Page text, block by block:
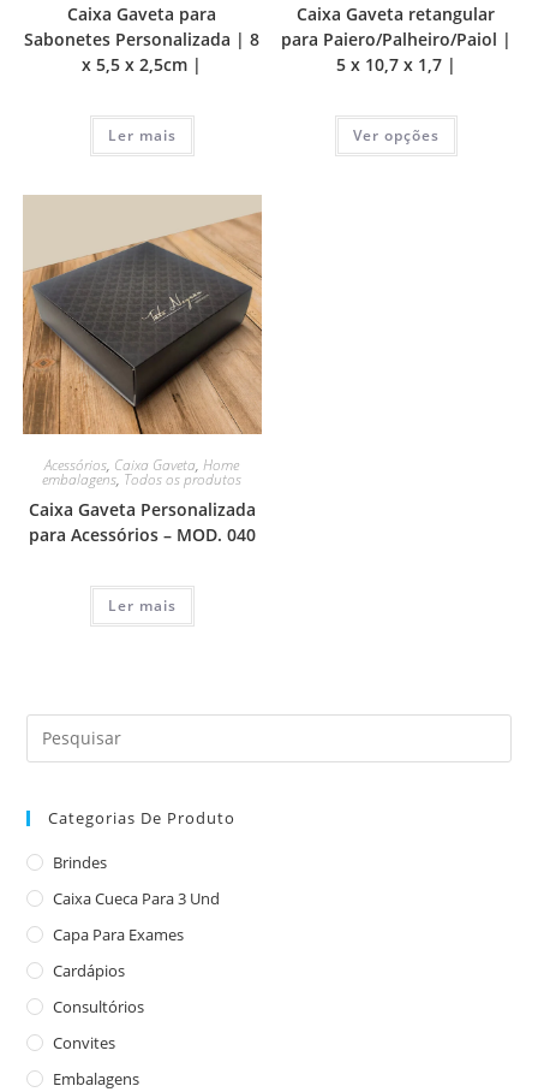
Caixa Gaveta para
Sabonetes Personalizada | 8
x 5,5 x 2,5cm |
Ler mais
Caixa Gaveta retangular
para Paiero/Palheiro/Paiol |
5 x 10,7 x 1,7 |
Ver opções
Acessórios, Caixa Gaveta,Home
embalagens, Todos os produtos
Caixa Gaveta Personalizada
para Acessórios – MOD. 040
Ler mais
Categorias De Produto
Brindes
Caixa Cueca Para 3 Und
Capa Para Exames
Cardápios
Consultórios
Convites
Embalagens